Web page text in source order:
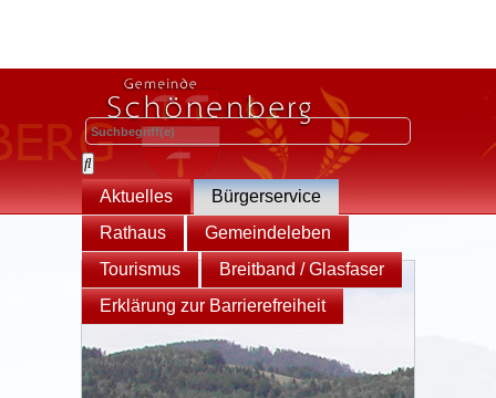
Aktuelles
Bürgerservice
Rathaus
Gemeindeleben
Tourismus
Breitband / Glasfaser
Erklärung zur Barrierefreiheit